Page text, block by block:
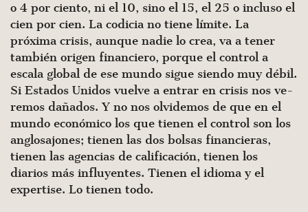
o 4 por ciento, ni el 10, sino el 15, el 25 o inclu­so el
cien por cien. La codicia no tiene límite. La
próxima cri­sis, aunque nadie lo crea, va a tener
también origen financiero, porque el control a
escala global de ese mundo sigue siendo muy débil.
Si Estados Unidos vuelve a entrar en crisis nos ve­
remos dañados. Y no nos olvidemos de que en el
mundo eco­nómico los que tienen el control son los
anglosajones; tienen las dos bolsas financieras,
tienen las agencias de calificación, tienen los
diarios más influyentes. Tienen el idioma y el
exper­tise. Lo tienen todo.